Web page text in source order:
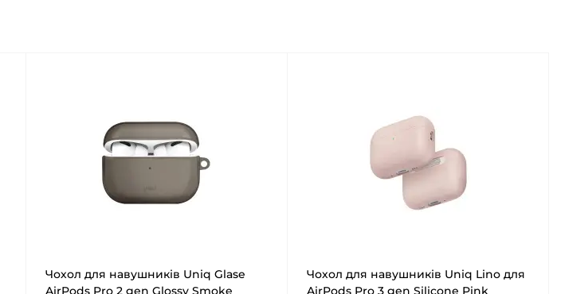
Чохол для навушників Uniq Glase
AirPods Pro 2 gen Glossy Smoke
Чохол для навушників Uniq Lino для
AirPods Pro 3 gen Silicone Pink